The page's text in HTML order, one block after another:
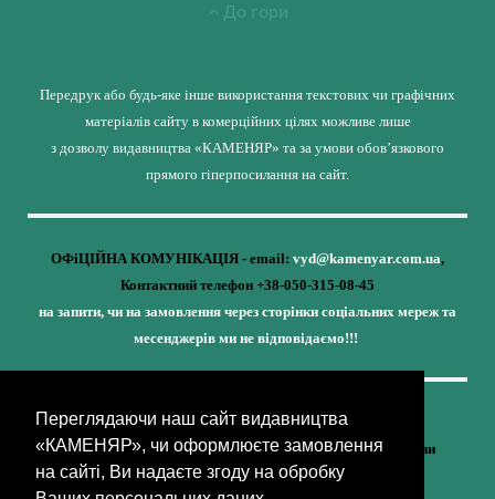
Переглядаючи наш сайт видавництва
«КАМЕНЯР», чи оформлюєте замовлення
на сайті, Ви надаєте згоду на обробку
До гори
Передрук або будь-яке інше використання текстових чи графічних
матеріалів сайту в комерційних цілях можливе лише
з дозволу видавництва «КАМЕНЯР» та за умови обов’язкового
прямого гіперпосилання на сайт.
ОФіЦІЙНА КОМУНІКАЦІЯ - email: vyd@kamenyar.com.ua,
Контактний телефон +38-050-315-08-45
на запити, чи на замовлення через сторінки соціальних мереж та
месенджерів ми не відповідаємо!!!
Кожне наше видання - це внесок у спротив,
у збереження ідентичності та неминучу перемогу України
(видавництво «КАМЕНЯР»)